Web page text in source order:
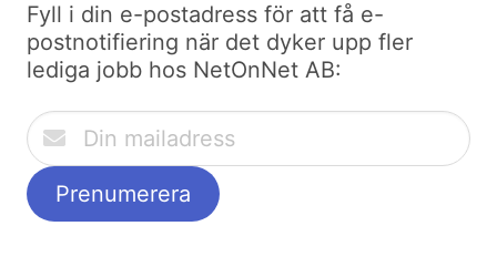
Fyll i din e-postadress för att få e-
postnotifiering när det dyker upp fler
lediga jobb hos NetOnNet AB: